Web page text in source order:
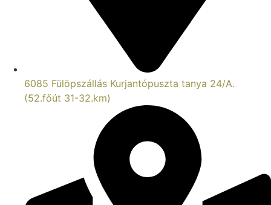
6085 Fülöpszállás Kurjantópuszta tanya 24/A.
(52.főút 31-32.km)